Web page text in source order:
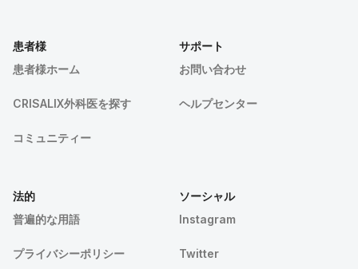
患者様
患者様ホーム
CRISALIX外科医を探す
コミュニティー
サポート
お問い合わせ
ヘルプセンター
法的
普遍的な用語
プライバシーポリシー
ソーシャル
Instagram
Twitter